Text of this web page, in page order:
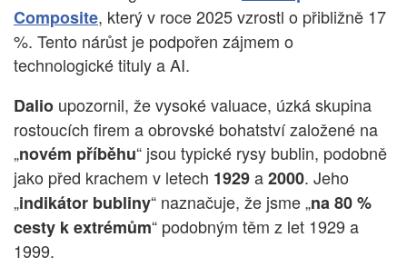
Composite, který v roce 2025 vzrostl o přibližně 17
%. Tento nárůst je podpořen zájmem o
technologické tituly a AI.
Dalio upozornil, že vysoké valuace, úzká skupina
rostoucích firem a obrovské bohatství založené na
„novém příběhu“ jsou typické rysy bublin, podobně
jako před krachem v letech 1929a2000. Jeho
„indikátor bubliny“ naznačuje, že jsme „na 80 %
cesty k extrémům“ podobným těm z let 1929 a
1999.